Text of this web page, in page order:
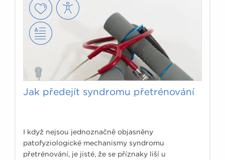
Jak předejít syndromu přetrénování
I když nejsou jednoznačně objasněny
patofyziologické mechanismy syndromu
přetrénování, je jisté, že se příznaky liší u